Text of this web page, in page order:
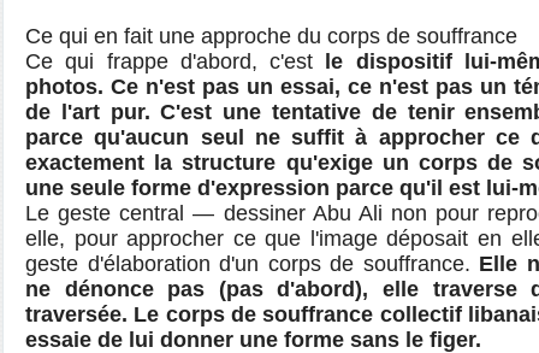
Ce qui en fait une approche du corps de souffrance
Ce qui frappe d'abord, c'est
le dispositif lui-
photos. Ce n'est pas un essai, ce n'est pas un
de l'art pur. C'est une tentative de tenir
parce qu'aucun seul ne suffit à approcher ce
exactement la structure qu'exige un corps de
une seule forme d'expression parce qu'il est lui-
Le geste central — dessiner Abu Ali non pour
elle, pour approcher ce que l'image déposait en
geste d'élaboration d'un corps de souffrance. Elle
ne dénonce pas (pas d'abord), elle traverse
traversée. Le corps de souffrance collectif
essaie de lui donner une forme sans le figer.